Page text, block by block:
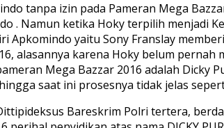
tanpa izin pada Pameran Mega
. Namun ketika Hoky terpilih menjadi
yaitu Sony Franslay
alasannya karena Hoky belum
Mega Bazzar 2016 adalah Dicky
saat ini prosesnya tidak jelas
Bareskrim Polri tertera,